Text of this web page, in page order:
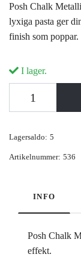
Posh Chalk
lyxiga pasta ger
finish som
I lager.
Lagersaldo: 5
Artikelnummer: 536
INFO
Posh Chalk
effekt.